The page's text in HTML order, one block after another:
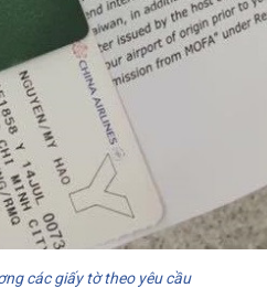
các giấy tờ theo yêu cầu